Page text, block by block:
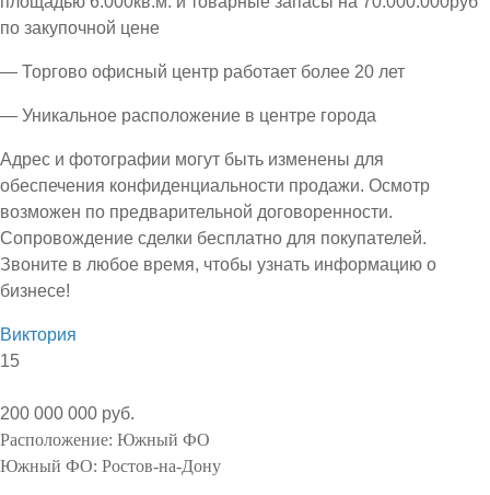
по закупочной цене
— Торгово офисный центр работает более 20 лет
— Уникальное расположение в центре города
Адрес и фотографии могут быть изменены для
обеспечения конфиденциальности продажи. Осмотр
возможен по предварительной договоренности.
Сопровождение сделки бесплатно для покупателей.
Звоните в любое время, чтобы узнать информацию о
бизнесе!
Виктория
15
200 000 000 руб.
Расположение: Южный ФО
Южный ФО: Ростов-на-Дону